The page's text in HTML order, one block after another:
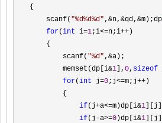
{
    scanf(
"%d%d%d",&n,&qd,&m);dp[
for(int i=1;i<=n;i++ )
    {
        scanf(
"%d",&a);
        memset(dp[i
&1 ], 0, sizeof
for(int j=0;j<=m;j++ )
        {
if(j+a<=m)dp[i&1
if(j-a>=0 )dp[i&1